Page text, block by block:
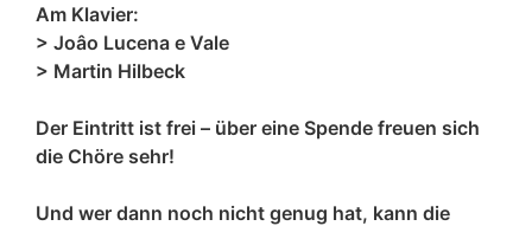
Am Klavier:
> Joâo Lucena e Vale
> Martin Hilbeck
Der Eintritt ist frei – über eine Spende freuen sich
die Chöre sehr!
Und wer dann noch nicht genug hat, kann die